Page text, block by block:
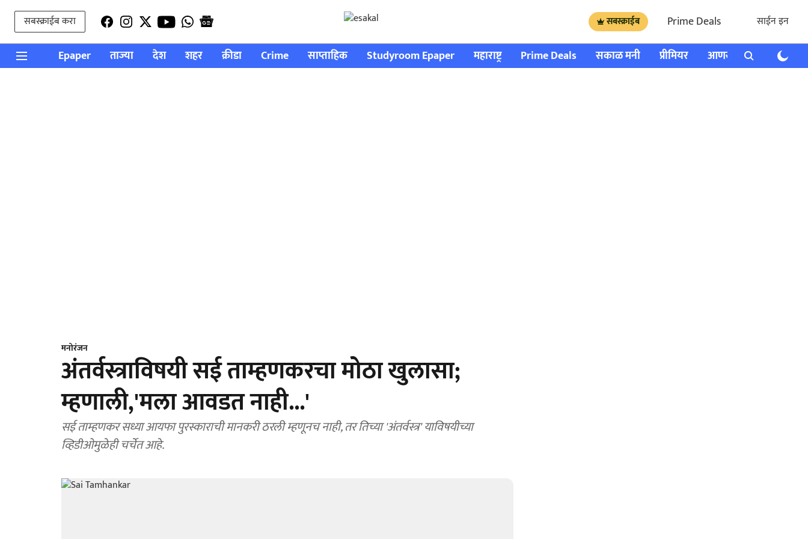
सबस्क्राईब करा सबस्क्राईब Prime Deals साईन इन
Epaper ताज्या देश शहर क्रीडा Crime साप्ताहिक Studyroom Epaper महाराष्ट्र Prime Deals सकाळ मनी प्रीमियर आणखी राशी भविष्य
मनोरंजन
अंतर्वस्त्राविषयी सई ताम्हणकरचा मोठा खुलासा;
म्हणाली,'मला आवडत नाही...'
सई ताम्हणकर सध्या आयफा पुरस्काराची मानकरी ठरली म्हणूनच नाही, तर तिच्या 'अंतर्वस्त्र' याविषयीच्या
व्हिडीओमुळेही चर्चेत आहे.